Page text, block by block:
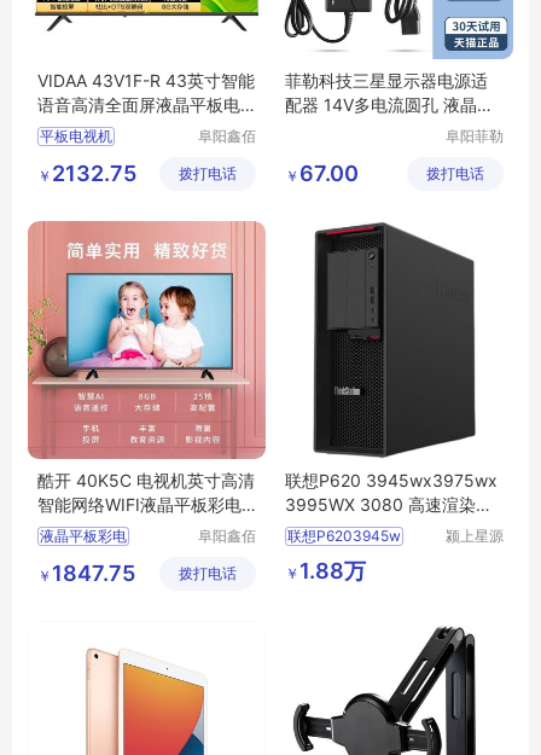
VIDAA 43V1F-R 43英寸智能
语音高清全面屏液晶平板电
视机
平板电视机
平板电视机图片
平板电视机厂家
阜阳鑫佰
限公司
￥ 2132.75 拨打电话
菲勒科技三星显示器电源适
配器 14V多电流圆孔 液晶台
阜阳菲勒
公司
￥ 67.00 拨打电话
酷开 40K5C 电视机英寸高清
智能网络WIFI液晶平板彩电3
2 43
液晶平板彩电
电视机
阜阳鑫佰
限公司
￥ 1847.75 拨打电话
联想P620 3945wx3975wx
3995WX 3080 高速渲染办
公电脑主机
联想P6203945w
颍上星源
￥ 1.88万